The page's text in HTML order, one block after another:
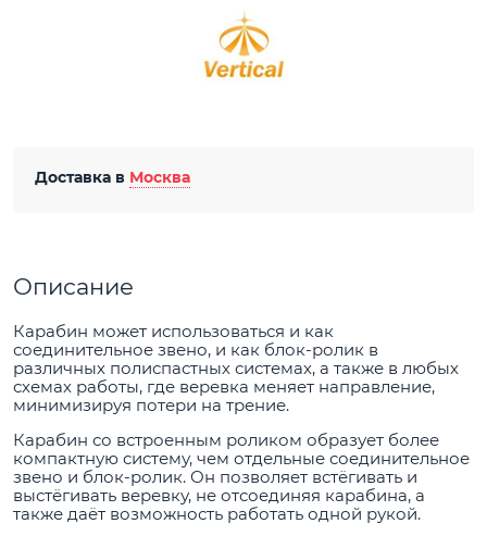
Доставка в Москва
Описание
Карабин может использоваться и как
соединительное звено, и как блок-ролик в
различных полиспастных системах, а также в любых
схемах работы, где веревка меняет направление,
минимизируя потери на трение.
Карабин со встроенным роликом образует более
компактную систему, чем отдельные соединительное
звено и блок-ролик. Он позволяет встёгивать и
выстёгивать веревку, не отсоединяя карабина, а
также даёт возможность работать одной рукой.